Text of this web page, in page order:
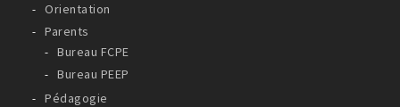
Orientation
Parents
Bureau FCPE
Bureau PEEP
Pédagogie